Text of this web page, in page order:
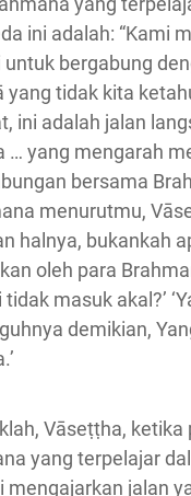
ini adalah: “Kami
untuk bergabung
yang tidak kita
ini adalah jalan
… yang mengarah
bersama
menurutmu,
halnya, bukankah
oleh para
masuk akal?’
demikian,
Vāseṭṭha, ketika
yang terpelajar
mengajarkan jalan